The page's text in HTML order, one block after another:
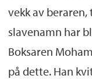
vekk av
slavenamn har
Boksaren
på dette. Han